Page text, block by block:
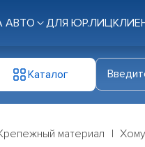
АВТО ДЛЯ ЮР.ЛИЦ
Каталог
материал